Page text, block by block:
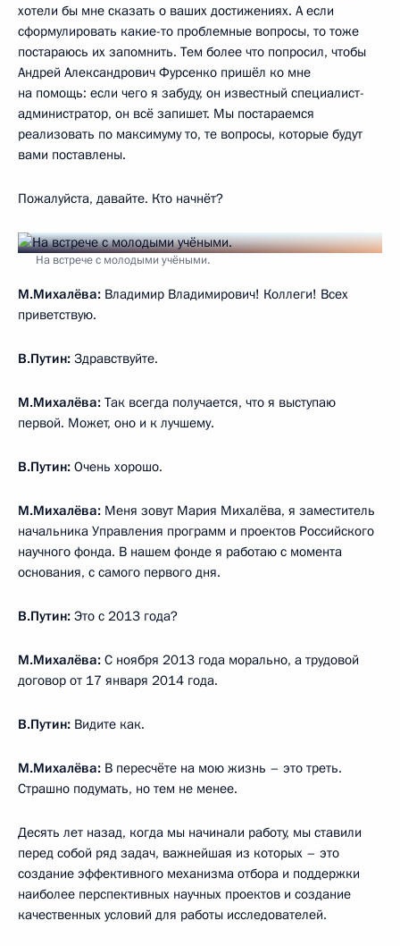
хотели бы мне сказать о ваших достижениях. А если
сформулировать какие-то проблемные вопросы, то тоже
постараюсь их запомнить. Тем более что попросил, чтобы
Андрей Александрович Фурсенко пришёл ко мне
на помощь: если чего я забуду, он известный специалист-
администратор, он всё запишет. Мы постараемся
реализовать по максимуму то, те вопросы, которые будут
вами поставлены.
Пожалуйста, давайте. Кто начнёт?
На встрече с молодыми учёными.
М.Михалёва: Владимир Владимирович! Коллеги! Всех
приветствую.
В.Путин: Здравствуйте.
М.Михалёва: Так всегда получается, что я выступаю
первой. Может, оно и к лучшему.
В.Путин: Очень хорошо.
М.Михалёва: Меня зовут Мария Михалёва, я заместитель
начальника Управления программ и проектов Российского
научного фонда. В нашем фонде я работаю с момента
основания, с самого первого дня.
В.Путин: Это с 2013 года?
М.Михалёва: С ноября 2013 года морально, а трудовой
договор от 17 января 2014 года.
В.Путин: Видите как.
М.Михалёва: В пересчёте на мою жизнь – это треть.
Страшно подумать, но тем не менее.
Десять лет назад, когда мы начинали работу, мы ставили
перед собой ряд задач, важнейшая из которых – это
создание эффективного механизма отбора и поддержки
наиболее перспективных научных проектов и создание
качественных условий для работы исследователей.